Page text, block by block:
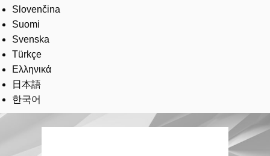
Slovenčina
Suomi
Svenska
Türkçe
Ελληνικά
日本語
한국어